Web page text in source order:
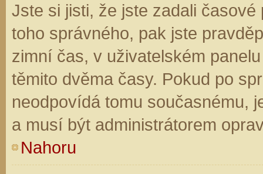
Jste si jisti, že jste zadali
toho správného, pak jste
zimní čas, v uživatelském
těmito dvěma časy. Pokud po
neodpovídá tomu současnému,
a musí být administrátorem
Nahoru